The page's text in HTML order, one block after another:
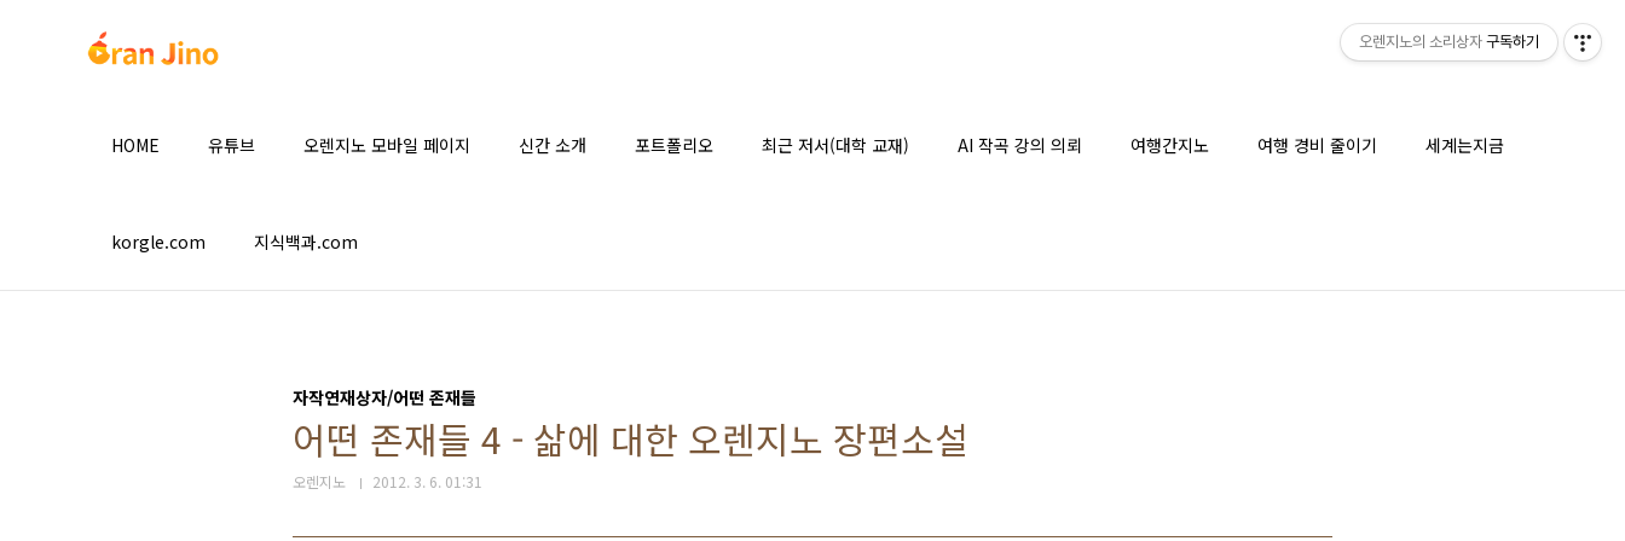
HOME 유튜브 오렌지노 모바일 페이지 신간 소개 포트폴리오 최근 저서(대학 교재) AI 작곡 강의 의뢰 여행간지노 여행 경비 줄이기 세계는지금
korgle.com 지식백과.com
자작연재상자/어떤 존재들
어떤 존재들 4 - 삶에 대한 오렌지노 장편소설
오렌지노 2012. 3. 6. 01:31
오렌지노의 소리상자 구독하기